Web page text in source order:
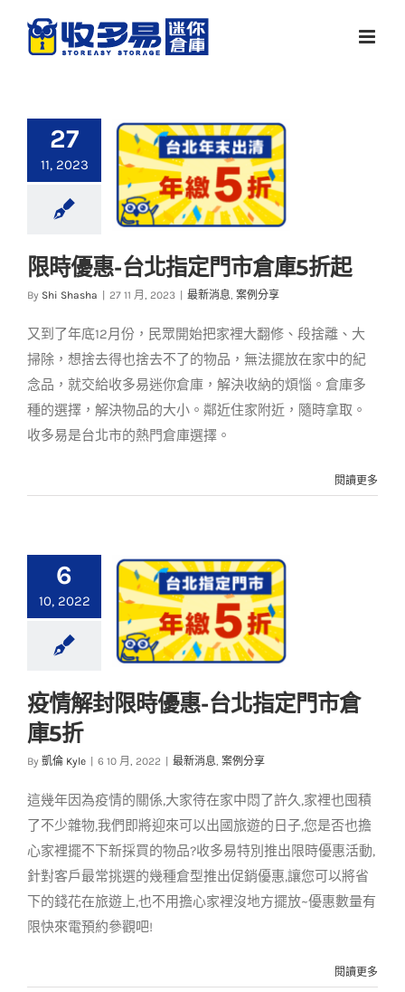
27
11, 2023
最新消息 案例分享
限時優惠-台北指定門市倉庫5折起
By Shi Shasha 27 11 月, 2023 最新消息, 案例分享
又到了年底12月份，民眾開始把家裡大翻修、段捨離、大
掃除，想捨去得也捨去不了的物品，無法擺放在家中的紀
念品，就交給收多易迷你倉庫，解決收納的煩惱。倉庫多
種的選擇，解決物品的大小。鄰近住家附近，隨時拿取。
收多易是台北市的熱門倉庫選擇。
閱讀更多
6
10, 2022
最新消息 案例分享
疫情解封限時優惠-台北指定門市倉
庫5折
By 凱倫 Kyle 6 10 月, 2022 最新消息, 案例分享
這幾年因為疫情的關係,大家待在家中悶了許久,家裡也囤積
了不少雜物,我們即將迎來可以出國旅遊的日子,您是否也擔
心家裡擺不下新採買的物品?收多易特別推出限時優惠活動,
針對客戶最常挑選的幾種倉型推出促銷優惠,讓您可以將省
下的錢花在旅遊上,也不用擔心家裡沒地方擺放~優惠數量有
限快來電預約參觀吧!
閱讀更多